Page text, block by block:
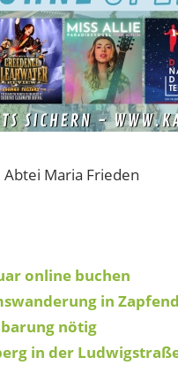
Maria Frieden
online buchen
in
nötig
in der